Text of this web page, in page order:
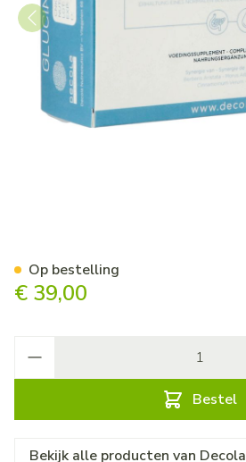
€ 39,00
Bestel
Op bestelling
Bekijk alle producten van Decola